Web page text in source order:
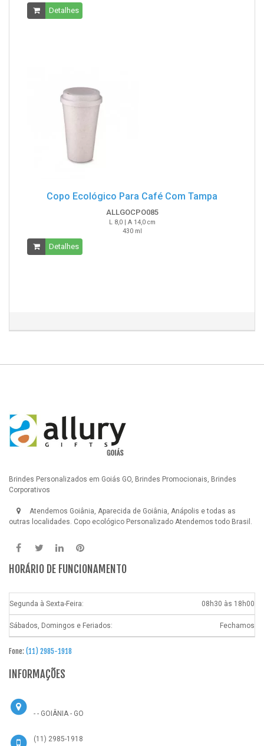
Detalhes
Copo Ecológico Para Café Com Tampa
ALLGOCPO085
L 8,0 | A 14,0 cm
430 ml
Detalhes
Brindes Personalizados em Goiás GO, Brindes Promocionais, Brindes
Corporativos
Atendemos Goiânia, Aparecida de Goiânia, Anápolis e todas as
outras localidades. Copo ecológico Personalizado Atendemos todo Brasil.
HORÁRIO DE FUNCIONAMENTO
Segunda à Sexta-Feira: 08h30 às 18h00
Sábados, Domingos e Feriados: Fechamos
Fone: (11) 2985-1918
INFORMAÇÕES
- - GOIÂNIA - GO
(11) 2985-1918